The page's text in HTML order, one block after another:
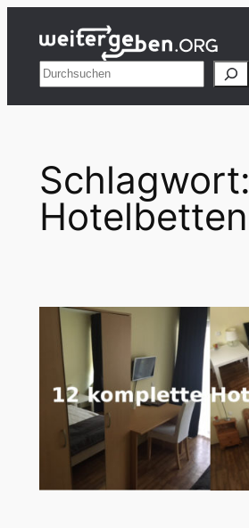
Inhalt
springenSuchen
Schlagwort:
Hotelbetten